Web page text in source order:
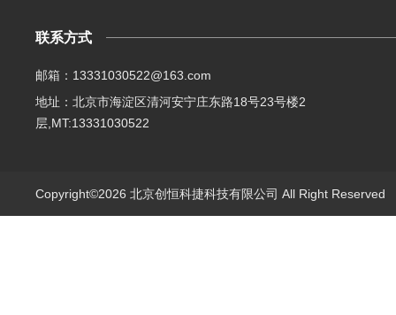
联系方式
邮箱：13331030522@163.com
地址：北京市海淀区清河安宁庄东路18号23号楼2
层,MT:13331030522
Copyright©2026 北京创恒科捷科技有限公司 All Right